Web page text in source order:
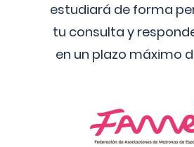
estudiará de forma
tu consulta y
en un plazo máximo